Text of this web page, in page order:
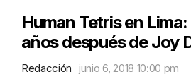
Human Tetris en
años después de Joy
Redacción junio 6, 2018 10:00 pm